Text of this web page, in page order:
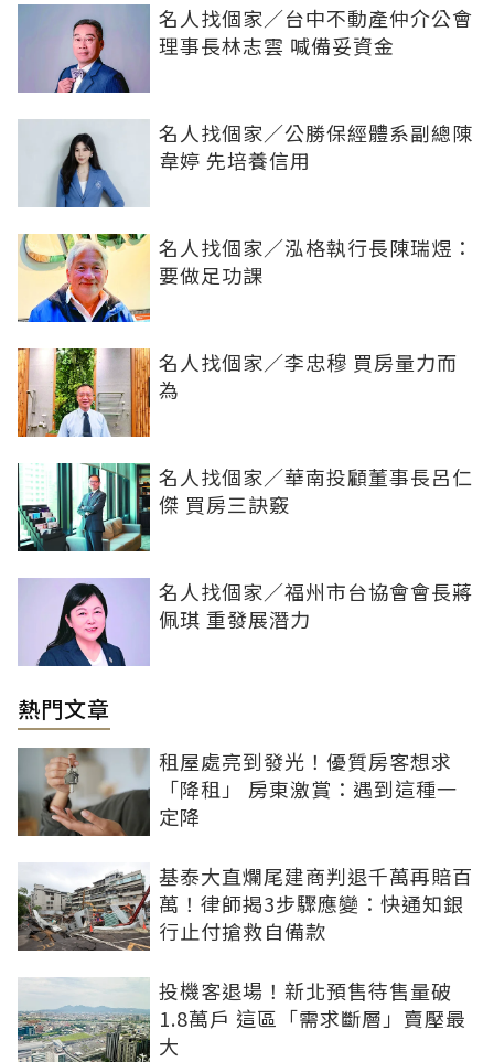
名人找個家／台中不動產仲介公會
理事長林志雲 喊備妥資金
名人找個家／公勝保經體系副總陳
韋婷 先培養信用
名人找個家／泓格執行長陳瑞煜：
要做足功課
名人找個家／李忠穆 買房量力而
為
名人找個家／華南投顧董事長呂仁
傑 買房三訣竅
名人找個家／福州市台協會會長蔣
佩琪 重發展潛力
熱門文章
租屋處亮到發光！優質房客想求
「降租」 房東激賞：遇到這種一
定降
基泰大直爛尾建商判退千萬再賠百
萬！律師揭3步驟應變：快通知銀
行止付搶救自備款
投機客退場！新北預售待售量破
1.8萬戶 這區「需求斷層」賣壓最
大